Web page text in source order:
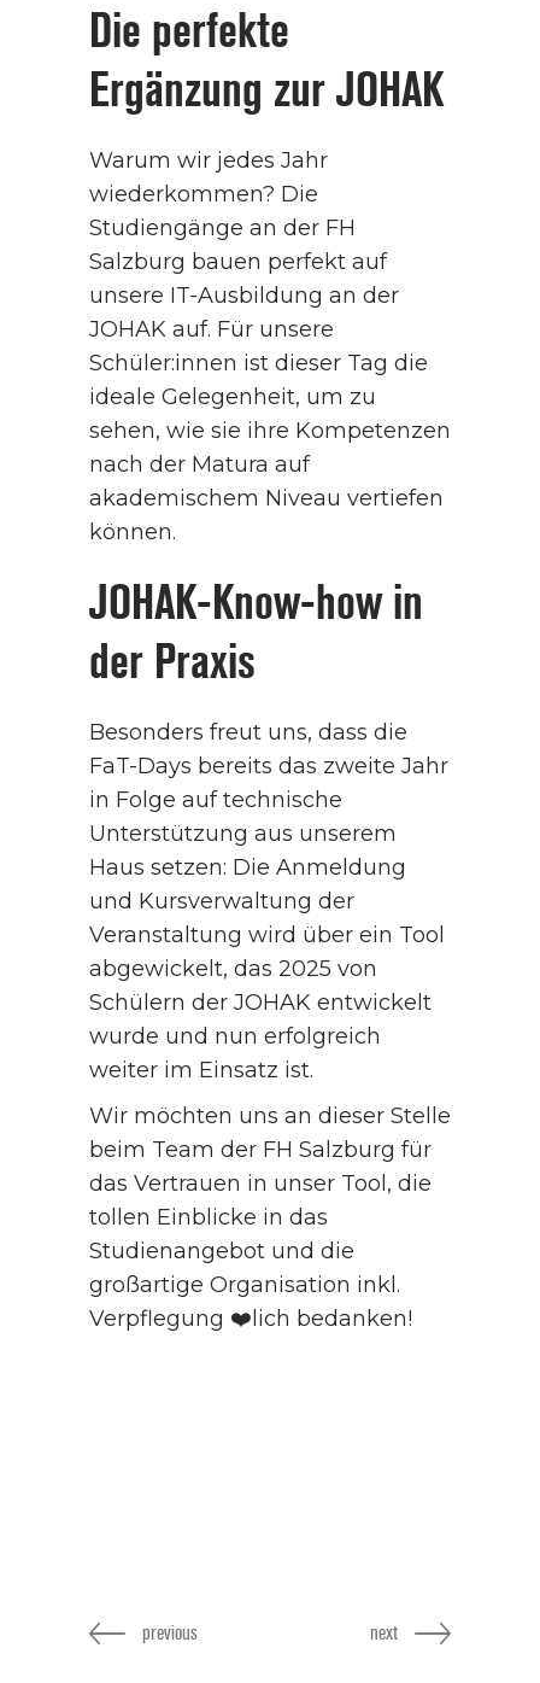
Die perfekte
Ergänzung zur JOHAK
Warum wir jedes Jahr
wiederkommen? Die
Studiengänge an der FH
Salzburg bauen perfekt auf
unsere IT-Ausbildung an der
JOHAK auf. Für unsere
Schüler:innen ist dieser Tag die
ideale Gelegenheit, um zu
sehen, wie sie ihre Kompetenzen
nach der Matura auf
akademischem Niveau vertiefen
können.
JOHAK-Know-how in
der Praxis
Besonders freut uns, dass die
FaT-Days bereits das zweite Jahr
in Folge auf technische
Unterstützung aus unserem
Haus setzen: Die Anmeldung
und Kursverwaltung der
Veranstaltung wird über ein Tool
abgewickelt, das 2025 von
Schülern der JOHAK entwickelt
wurde und nun erfolgreich
weiter im Einsatz ist.
Wir möchten uns an dieser Stelle
beim Team der FH Salzburg für
das Vertrauen in unser Tool, die
tollen Einblicke in das
Studienangebot und die
großartige Organisation inkl.
Verpflegung ❤️lich bedanken!
previous next